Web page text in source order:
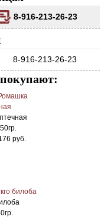
8-916-213-26-23
8-916-213-26-23
руб.